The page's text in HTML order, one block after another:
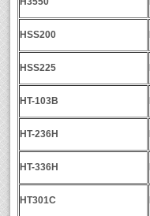
HSS200
HSS225
HT-103B
HT-236H
HT-336H
HT301C